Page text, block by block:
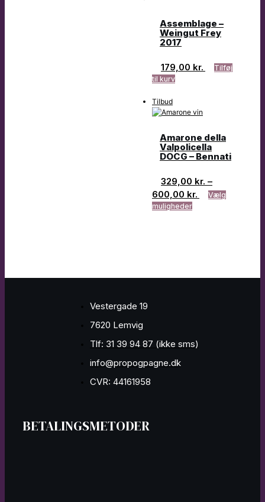
Assemblage –
Weingut Frey
2017
179,00 kr.
Tilføj
til kurv
Tilbud
Amarone della
Valpolicella
DOCG – Bennati
329,00 kr. –
600,00 kr.
Vælg
muligheder
Vestergade 19
7620 Lemvig
Tlf: 31 39 94 87 (ikke sms)
info@propogpagne.dk
CVR: 44161958
BETALINGSMETODER